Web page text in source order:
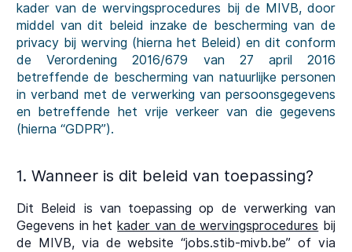
kader van de wervingsprocedures bij de MIVB, door
middel van dit beleid inzake de bescherming van de
privacy bij werving (hierna het Beleid) en dit conform
de Verordening 2016/679 van 27 april 2016
betreffende de bescherming van natuurlijke personen
in verband met de verwerking van persoonsgegevens
en betreffende het vrije verkeer van die gegevens
(hierna “GDPR”).
1. Wanneer is dit beleid van toepassing?
Dit Beleid is van toepassing op de verwerking van
Gegevens in hetkader van de wervingsprocedures bij
de MIVB, via de website “jobs.stib-mivb.be” of via